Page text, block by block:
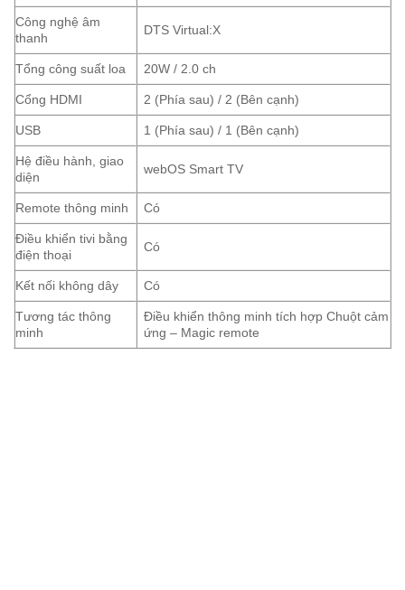
Công nghệ âm
thanh
DTS Virtual:X
Tổng công suất loa 20W / 2.0 ch
Cổng HDMI 2 (Phía sau) / 2 (Bên cạnh)
USB 1 (Phía sau) / 1 (Bên cạnh)
Hệ điều hành, giao
diện
webOS Smart TV
Remote thông minh Có
Điều khiển tivi bằng
điện thoại
Có
Kết nối không dây Có
Tương tác thông
minh
Điều khiển thông minh tích hợp Chuột cảm
ứng – Magic remote